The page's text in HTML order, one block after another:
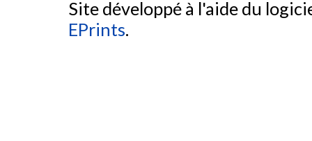
Site développé à l'aide du
EPrints.